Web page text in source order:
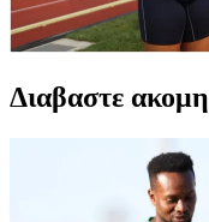
Διαβαστε ακομη